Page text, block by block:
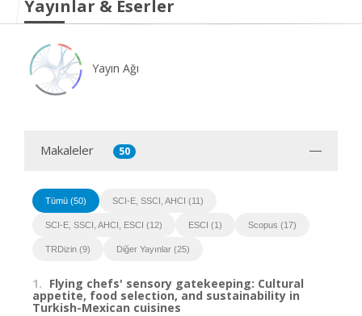
Yayınlar & Eserler
Yayın Ağı
Makaleler 50
Tümü (50) SCI-E, SSCI, AHCI (11)
SCI-E, SSCI, AHCI, ESCI (12) ESCI (1) Scopus (17)
TRDizin (9) Diğer Yayınlar (25)
1. Flying chefs' sensory gatekeeping: Cultural
appetite, food selection, and sustainability in
Turkish-Mexican cuisines